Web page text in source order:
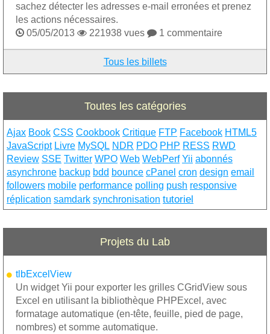
sachez détecter les adresses e-mail erronées et prenez
les actions nécessaires.
 05/05/2013  221938 vues  1 commentaire
Tous les billets
Toutes les catégories
Ajax Book CSS Cookbook Critique FTP Facebook HTML5
JavaScript Livre MySQL NDR PDO PHP RESS RWD
Review SSE Twitter WPO Web WebPerf Yii abonnés
asynchrone backup bdd bounce cPanel cron design email
followers mobile performance polling push responsive
réplication samdark synchronisation tutoriel
Projets du Lab
tlbExcelView
Un widget Yii pour exporter les grilles CGridView sous
Excel en utilisant la bibliothèque PHPExcel, avec
formatage automatique (en-tête, feuille, pied de page,
nombres) et somme automatique.